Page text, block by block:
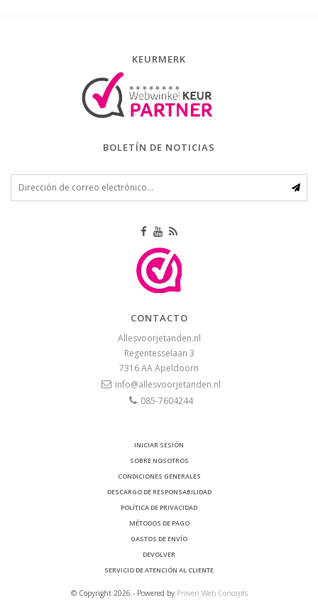
KEURMERK
BOLETÍN DE NOTICIAS
CONTACTO
Allesvoorjetanden.nl
Regentesselaan 3
7316 AAApeldoorn
info@allesvoorjetanden.nl
085-7604244
INICIAR SESIÓN
SOBRE NOSOTROS
CONDICIONES GENERALES
DESCARGO DE RESPONSABILIDAD
POLÍTICA DE PRIVACIDAD
MÉTODOS DE PAGO
GASTOS DE ENVÍO
DEVOLVER
SERVICIO DE ATENCIÓN AL CLIENTE
© Copyright 2026 - Powered by Proven Web Concepts